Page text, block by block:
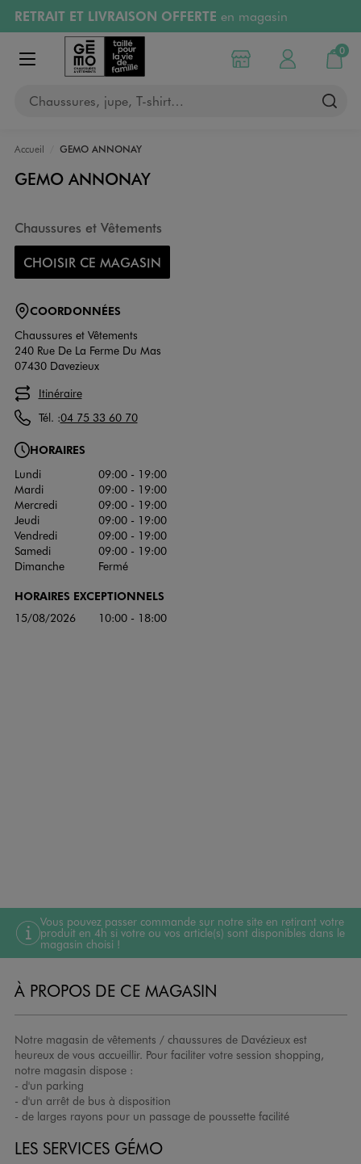
Aller au contenu principal
Aller à la navigation
RETRAIT ET LIVRAISON OFFERTE en magasin
Retours OFFERTSpendant 30 jours
PAYEZ EN 3x SANS FRAIS
RÉSERVATION GRATUITE
Afficher le menu
Chaussures, jupe, T-shirt…
Choisir mon magasin
Mon compte
0
Mon
Accueil GEMO ANNONAY
GEMO ANNONAY
Chaussures et Vêtements
CHOISIR CE MAGASIN
COORDONNÉES
Chaussures et Vêtements
240 Rue De La Ferme Du Mas
07430 Davezieux
Itinéraire
Tél. :04 75 33 60 70
HORAIRES
Lundi
09:00 - 19:00
Mardi
09:00 - 19:00
Mercredi
09:00 - 19:00
Jeudi
09:00 - 19:00
Vendredi
09:00 - 19:00
Samedi
09:00 - 19:00
Dimanche
Fermé
HORAIRES EXCEPTIONNELS
15/08/2026 10:00 - 18:00
Vous pouvez passer commande sur notre site en retirant votre
produit en 4h si votre ou vos article(s) sont disponibles dans le
magasin choisi !
À PROPOS DE CE MAGASIN
Notre magasin de vêtements / chaussures de Davézieux est
heureux de vous accueillir. Pour faciliter votre session shopping,
notre magasin dispose :
- d'un parking
- d'un arrêt de bus à disposition
- de larges rayons pour un passage de poussette facilité
LES SERVICES GÉMO